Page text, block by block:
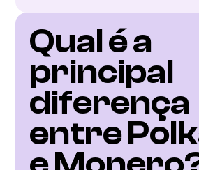
Qual é a
principal
diferença
entre